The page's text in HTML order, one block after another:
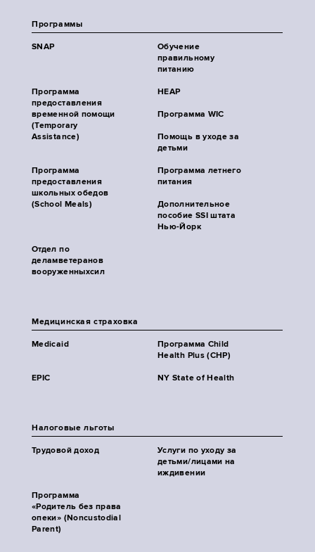
Программы
SNAP
Обучение
правильному
питанию
Программа
предоставления
временной помощи
(Temporary
Assistance)
HEAP
Программа WIC
Помощь в уходе за
детьми
Программа
предоставления
школьных обедов
(School Meals)
Программа летнего
питания
Дополнительное
пособие SSI штата
Нью-Йорк
Отдел по
деламветеранов
вооруженныхсил
Медицинская страховка
Medicaid
Программа Child
Health Plus (CHP)
EPIC NY State of Health
Налоговые льготы
Трудовой доход
Услуги по уходу за
детьми/лицами на
иждивении
Программа
«Родитель без права
опеки» (Noncustodial
Parent)